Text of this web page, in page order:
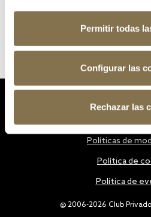
Permitir todas
Configurar las
Rechazar las
@ 2006-2026 Club
Políticas de
Política de
Política de